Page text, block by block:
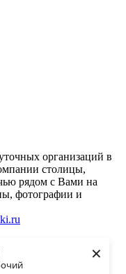
×
организаций в
столицы,
рядом с Вами на
фотографии и